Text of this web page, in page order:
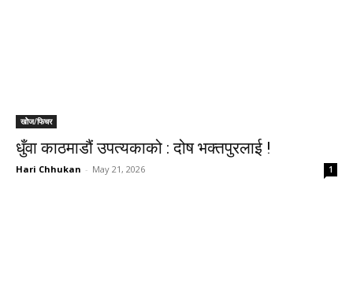
खोेज/फिचर
धुँवा काठमाडौं उपत्यकाको : दोष भक्तपुरलाई !
Hari Chhukan - May 21, 2026 1